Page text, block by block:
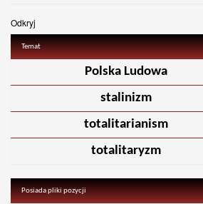
Odkryj
Temat
Polska Ludowa
stalinizm
totalitarianism
totalitaryzm
Posiada pliki pozycji